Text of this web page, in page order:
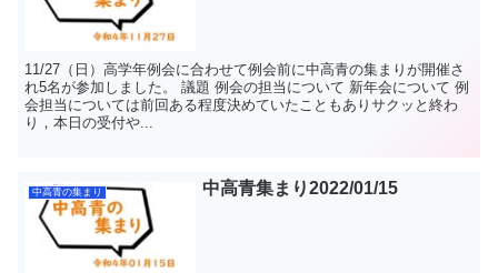
11/27（日）高学年例会に合わせて例会前に中高青の集まりが開催さ
れ5名が参加しました。 議題 例会の担当について 新年会について 例
会担当については前回ある程度決めていたこともありサクッと終わ
り，本日の受付や...
中高青の集まり 中高青集まり2022/01/15